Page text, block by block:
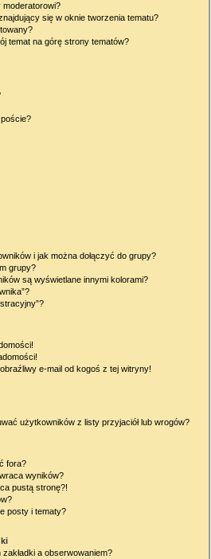
moderatorowi?
się w oknie tworzenia tematu?
temat na górę strony tematów?
i jak można dołączyć do grupy?
grupy?
są wyświetlane innymi kolorami?
e-mail od kogoś z tej witryny!
użytkowników z listy przyjaciół lub wrogów?
fora?
wyników?
pustą stronę?!
posty i tematy?
a obserwowaniem?